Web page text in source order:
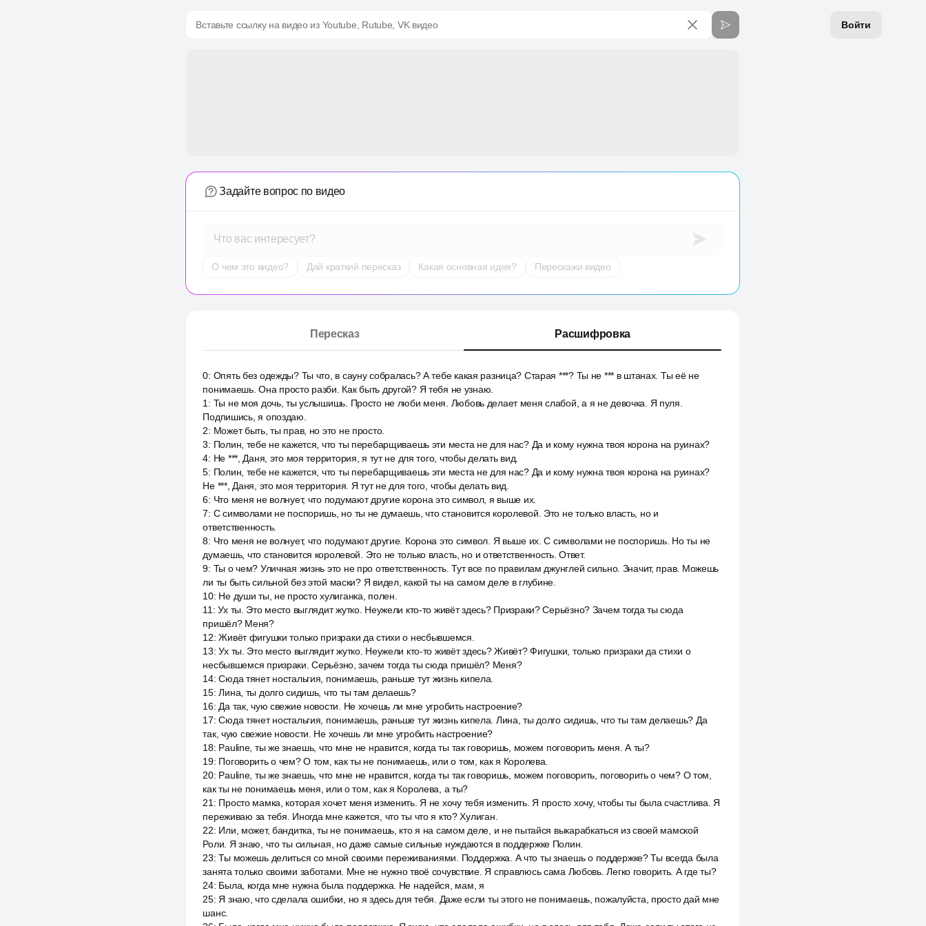
Войти
Вставьте ссылку на видео из Youtube, Rutube, VK видео
Задайте вопрос по видео
Что вас интересует?
О чем это видео? Дай краткий пересказ Какая основная идея? Перескажи видео
Пересказ Расшифровка
0: Опять без одежды? Ты что, в сауну собралась? А тебе какая разница? Старая ***? Ты не *** в штанах. Ты её не
понимаешь. Она просто разби. Как быть другой? Я тебя не узнаю.
1 : Ты не моя дочь, ты услышишь. Просто не люби меня. Любовь делает меня слабой, а я не девочка. Я пуля.
Подпишись, я опоздаю.
2: Может быть, ты прав, но это не просто.
3: Полин, тебе не кажется, что ты перебарщиваешь эти места не для нас? Да и кому нужна твоя корона на руинах?
4: Не ***, Даня, это моя территория, я тут не для того, чтобы делать вид.
5: Полин, тебе не кажется, что ты перебарщиваешь эти места не для нас? Да и кому нужна твоя корона на руинах?
Не ***, Даня, это моя территория. Я тут не для того, чтобы делать вид.
6: Что меня не волнует, что подумают другие корона это символ, я выше их.
7: С символами не поспоришь, но ты не думаешь, что становится королевой. Это не только власть, но и
ответственность.
8: Что меня не волнует, что подумают другие. Корона это символ. Я выше их. С символами не поспоришь. Но ты не
думаешь, что становится королевой. Это не только власть, но и ответственность. Ответ.
9: Ты о чем? Уличная жизнь это не про ответственность. Тут все по правилам джунглей сильно. Значит, прав. Можешь
ли ты быть сильной без этой маски? Я видел, какой ты на самом деле в глубине.
10: Не души ты, не просто хулиганка, полен.
11 :Ух ты. Это место выглядит жутко. Неужели кто-то живёт здесь? Призраки? Серьёзно? Зачем тогда ты сюда
пришёл? Меня?
12:Живёт фигушки только призраки да стихи о несбывшемся.
13:Ух ты. Это место выглядит жутко. Неужели кто-то живёт здесь? Живёт? Фигушки, только призраки да стихи о
несбывшемся призраки. Серьёзно, зачем тогда ты сюда пришёл? Меня?
14:Сюда тянет ностальгия, понимаешь, раньше тут жизнь кипела.
15:Лина, ты долго сидишь, что ты там делаешь?
16: Да так, чую свежие новости. Не хочешь ли мне угробить настроение?
17:Сюда тянет ностальгия, понимаешь, раньше тут жизнь кипела. Лина, ты долго сидишь, что ты там делаешь? Да
так, чую свежие новости. Не хочешь ли мне угробить настроение?
18: Pauline, ты же знаешь, что мне не нравится, когда ты так говоришь, можем поговорить меня. А ты?
19: Поговорить о чем? О том, как ты не понимаешь, или о том, как я Королева.
20: Pauline, ты же знаешь, что мне не нравится, когда ты так говоришь, можем поговорить, поговорить о чем? О том,
как ты не понимаешь меня, или о том, как я Королева, а ты?
21 : Просто мамка, которая хочет меня изменить. Я не хочу тебя изменить. Я просто хочу, чтобы ты была счастлива. Я
переживаю за тебя. Иногда мне кажется, что ты что я кто? Хулиган.
22: Или, может, бандитка, ты не понимаешь, кто я на самом деле, и не пытайся выкарабкаться из своей мамской
Роли. Я знаю, что ты сильная, но даже самые сильные нуждаются в поддержке Полин.
23:Ты можешь делиться со мной своими переживаниями. Поддержка. А что ты знаешь о поддержке? Ты всегда была
занята только своими заботами. Мне не нужно твоё сочувствие. Я справлюсь сама Любовь. Легко говорить. А где ты?
24: Была, когда мне нужна была поддержка. Не надейся, мам, я
25: Я знаю, что сделала ошибки, но я здесь для тебя. Даже если ты этого не понимаешь, пожалуйста, просто дай мне
шанс.